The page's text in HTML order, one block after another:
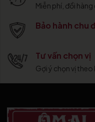
Miễn phí, đổi
Bảo hành chu
Tư vấn chọn vị
Gợi ý chọn vị